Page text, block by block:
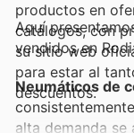
productos en
catálogos, con
su sitio web
para estar al
descuentos.
Aquí
vendidos en
Neumáticos de
alta demanda se